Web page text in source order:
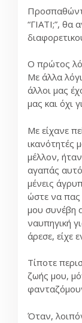
“ΓΙΑΤΙ;”,
Ο πρώτος
Με άλλα
άλλοι μας
μας και όχι
Με είχανε
ικανότητές
μέλλον,
αγαπάς
μένεις
ώστε να πας
μου συνέβη
ναυπηγική
άρεσε, είχε
Τίποτε
ζωής μου,
Όταν,